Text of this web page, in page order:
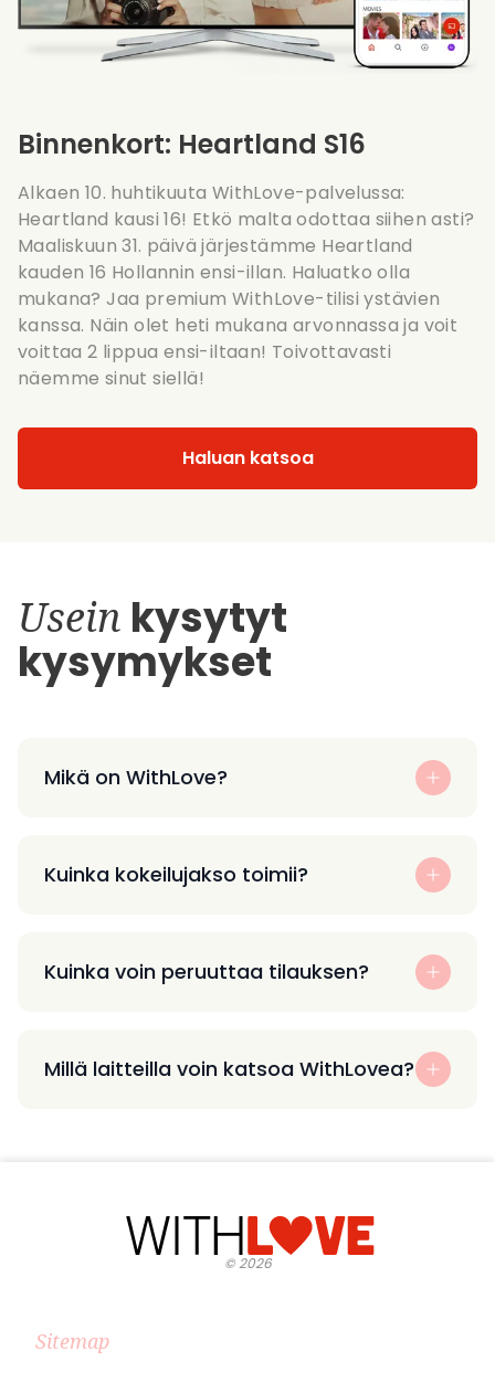
Binnenkort: Heartland S16
Alkaen 10. huhtikuuta WithLove-palvelussa:
Heartland kausi 16! Etkö malta odottaa siihen asti?
Maaliskuun 31. päivä järjestämme Heartland
kauden 16 Hollannin ensi-illan. Haluatko olla
mukana? Jaa premium WithLove-tilisi ystävien
kanssa. Näin olet heti mukana arvonnassa ja voit
voittaa 2 lippua ensi-iltaan! Toivottavasti
näemme sinut siellä!
Haluan katsoa
Usein kysytyt
kysymykset
Mikä on WithLove?
Kuinka kokeilujakso toimii?
Kuinka voin peruuttaa tilauksen?
Millä laitteilla voin katsoa WithLovea?
©2026
Sitemap